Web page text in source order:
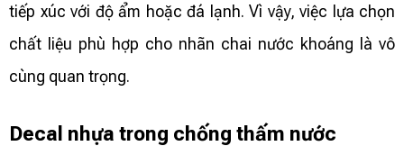
tiếp xúc với độ ẩm hoặc đá lạnh. Vì vậy, việc lựa chọn
chất liệu phù hợp cho nhãn chai nước khoáng là vô
cùng quan trọng.
Decal nhựa trong chống thấm nước